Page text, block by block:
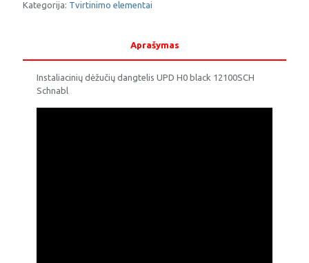
dangtelis
Kategorija: Tvirtinimo elementai
Aprašymas
Instaliacinių dėžučių dangtelis UPD H0 black 12100SCH
Schnabl